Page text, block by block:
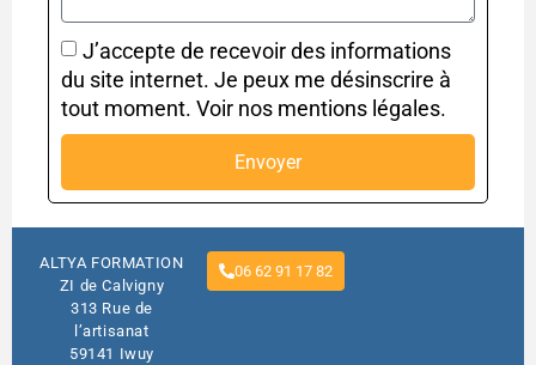
J’accepte de recevoir des informations
du site internet. Je peux me désinscrire à
tout moment. Voir nos mentions légales.
Envoyer
ALTYA FORMATION
ZI de Calvigny
313 Rue de
l’artisanat
59141 Iwuy
06 62 91 17 82